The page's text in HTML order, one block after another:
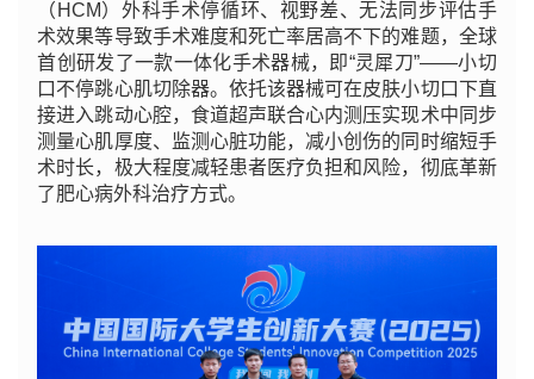
（HCM）外科手术停循环、视野差、无法同步评估手
术效果等导致手术难度和死亡率居高不下的难题，全球
首创研发了一款一体化手术器械，即“灵犀刀”——小切
口不停跳心肌切除器。依托该器械可在皮肤小切口下直
接进入跳动心腔，食道超声联合心内测压实现术中同步
测量心肌厚度、监测心脏功能，减小创伤的同时缩短手
术时长，极大程度减轻患者医疗负担和风险，彻底革新
了肥心病外科治疗方式。